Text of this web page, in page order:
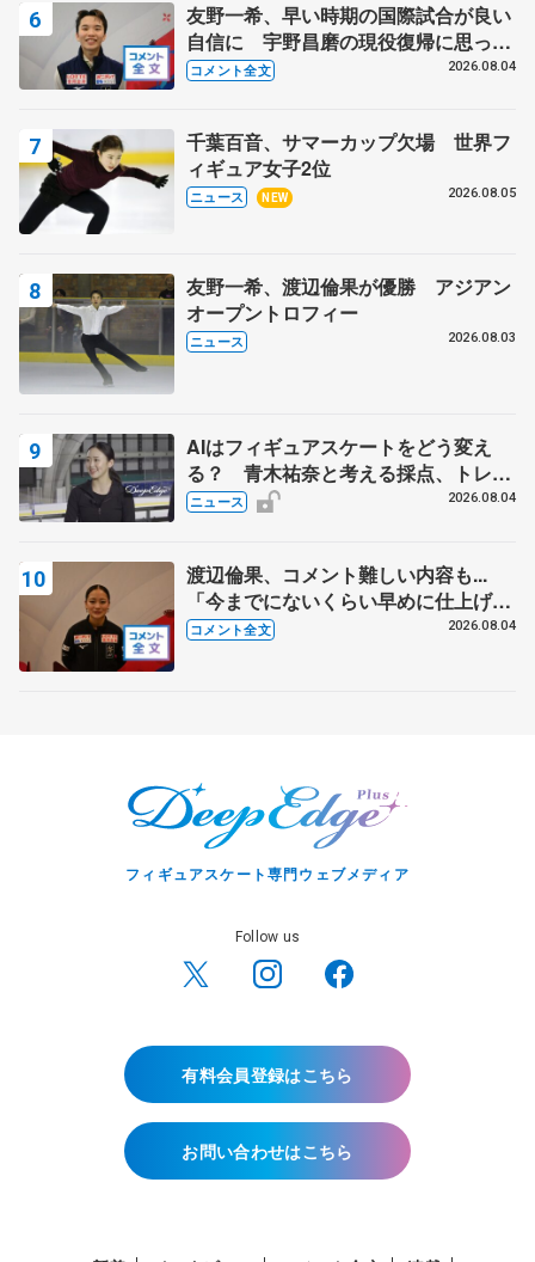
友野一希、早い時期の国際試合が良い
自信に 宇野昌磨の現役復帰に思って
いること 【アジアンオープントロフ
コメント全文 2026.08.04
千葉百音、サマーカップ欠場 世界フ
ィギュア女子2位
ニュース NEW 2026.08.05
友野一希、渡辺倫果が優勝 アジアン
オープントロフィー
ニュース 2026.08.03
AIはフィギュアスケートをどう変え
る？ 青木祐奈と考える採点、トレー
ニングの未来
ニュース 2026.08.04
渡辺倫果、コメント難しい内容も...
「今までにないくらい早めに仕上げら
れている」 【アジアンオープントロ
コメント全文 2026.08.04
フィギュアスケート専門ウェブメディア
Follow us
有料会員登録はこちら
お問い合わせはこちら